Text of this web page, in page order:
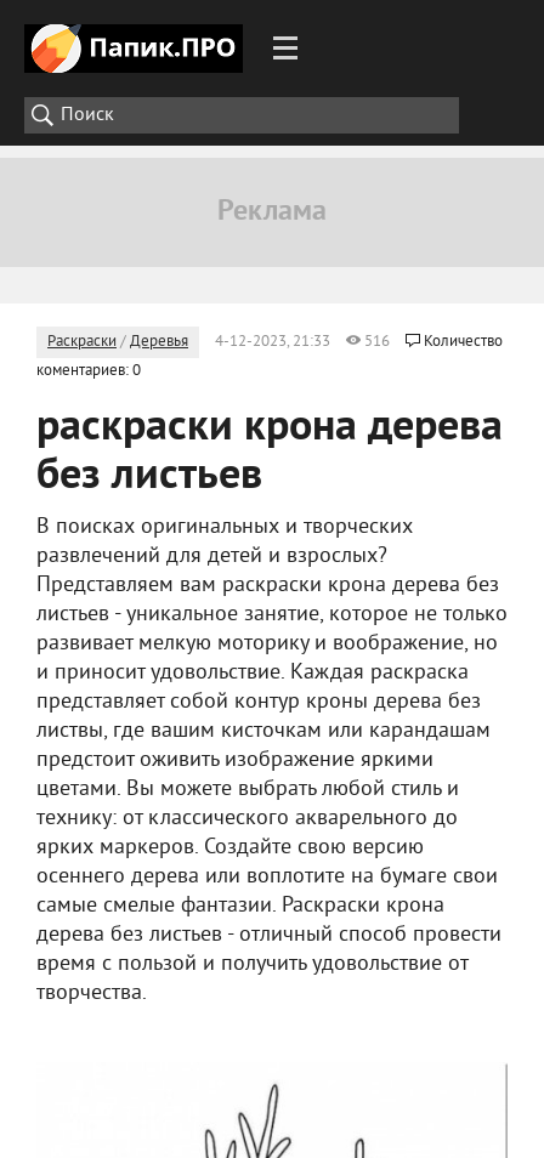
Раскраски /Деревья 4-12-2023, 21:33 516
Количество
коментариев: 0
раскраски крона дерева
без листьев
В поисках оригинальных и творческих
развлечений для детей и взрослых?
Представляем вам раскраски крона дерева без
листьев - уникальное занятие, которое не только
развивает мелкую моторику и воображение, но
и приносит удовольствие. Каждая раскраска
представляет собой контур кроны дерева без
листвы, где вашим кисточкам или карандашам
предстоит оживить изображение яркими
цветами. Вы можете выбрать любой стиль и
технику: от классического акварельного до
ярких маркеров. Создайте свою версию
осеннего дерева или воплотите на бумаге свои
самые смелые фантазии. Раскраски крона
дерева без листьев - отличный способ провести
время с пользой и получить удовольствие от
творчества.